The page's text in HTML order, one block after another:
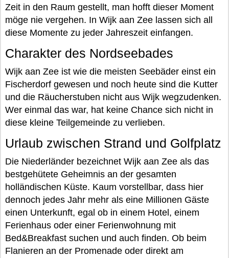
Zeit in den Raum gestellt, man hofft dieser Moment
möge nie vergehen. In Wijk aan Zee lassen sich all
diese Momente zu jeder Jahreszeit einfangen.
Charakter des Nordseebades
Wijk aan Zee ist wie die meisten Seebäder einst ein
Fischerdorf gewesen und noch heute sind die Kutter
und die Räucherstuben nicht aus Wijk wegzudenken.
Wer einmal das war, hat keine Chance sich nicht in
diese kleine Teilgemeinde zu verlieben.
Urlaub zwischen Strand und Golfplatz
Die Niederländer bezeichnet Wijk aan Zee als das
bestgehütete Geheimnis an der gesamten
holländischen Küste. Kaum vorstellbar, dass hier
dennoch jedes Jahr mehr als eine Millionen Gäste
einen Unterkunft, egal ob in einem Hotel, einem
Ferienhaus oder einer Ferienwohnung mit
Bed&Breakfast suchen und auch finden. Ob beim
Flanieren an der Promenade oder direkt am